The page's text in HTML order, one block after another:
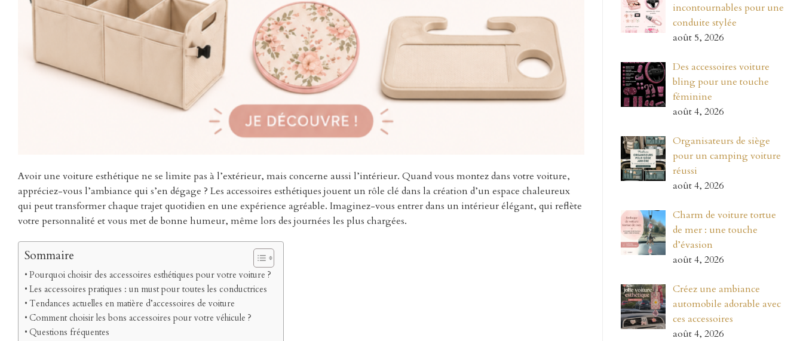
Avoir une voiture esthétique ne se limite pas à l’extérieur, mais concerne aussi l’intérieur. Quand vous montez dans votre voiture,
appréciez-vous l’ambiance qui s’en dégage ? Les accessoires esthétiques jouent un rôle clé dans la création d’un espace chaleureux
qui peut transformer chaque trajet quotidien en une expérience agréable. Imaginez-vous entrer dans un intérieur élégant, qui reflète
votre personnalité et vous met de bonne humeur, même lors des journées les plus chargées.
Sommaire
Pourquoi choisir des accessoires esthétiques pour votre voiture ?
Les accessoires pratiques : un must pour toutes les conductrices
Tendances actuelles en matière d’accessoires de voiture
Comment choisir les bons accessoires pour votre véhicule ?
Questions fréquentes
incontournables pour une
conduite stylée
août 5, 2026
Des accessoires voiture
bling pour une touche
féminine
août 4, 2026
Organisateurs de siège
pour un camping voiture
réussi
août 4, 2026
Charm de voiture tortue
de mer : une touche
d’évasion
août 4, 2026
Créez une ambiance
automobile adorable avec
ces accessoires
août 4, 2026